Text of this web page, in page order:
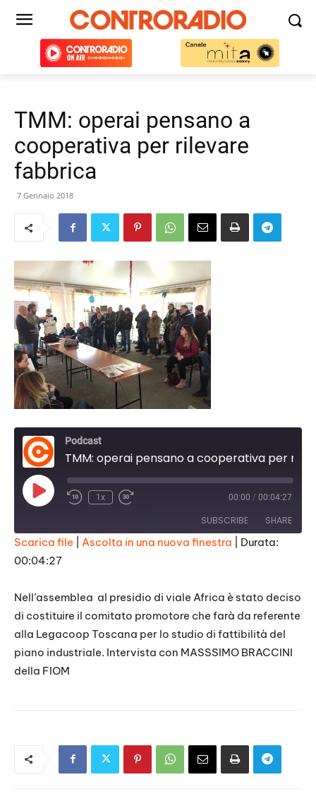
TMM: operai pensano a
cooperativa per rilevare
fabbrica
7 Gennaio 2018
Podcast
Play
Episode
1x 00:00 / 00:04:27
SUBSCRIBE SHARE
SHARE
LINK
EMBED
Scarica file Ascolta in una nuova finestra
Durata:
00:04:27
Nell’assemblea al presidio di viale Africa è stato deciso
di costituire il comitato promotore che farà da referente
alla Legacoop Toscana per lo studio di fattibilità del
piano industriale. Intervista con MASSSIMO BRACCINI
della FIOM